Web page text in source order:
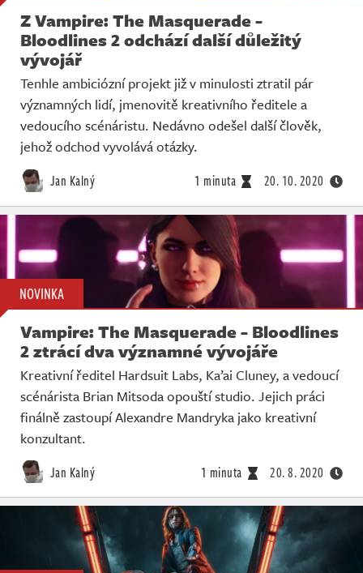
Z Vampire: The Masquerade -
Bloodlines 2 odchází další důležitý
vývojář
Tenhle ambiciózní projekt již v minulosti ztratil pár
významných lidí, jmenovitě kreativního ředitele a
vedoucího scénáristu. Nedávno odešel další člověk,
jehož odchod vyvolává otázky.
Jan Kalný 1 minuta 20. 10. 2020
NOVINKA
Vampire: The Masquerade - Bloodlines
2 ztrácí dva významné vývojáře
Kreativní ředitel Hardsuit Labs, Ka’ai Cluney, a vedoucí
scénárista Brian Mitsoda opouští studio. Jejich práci
finálně zastoupí Alexandre Mandryka jako kreativní
konzultant.
Jan Kalný 1 minuta 20. 8. 2020